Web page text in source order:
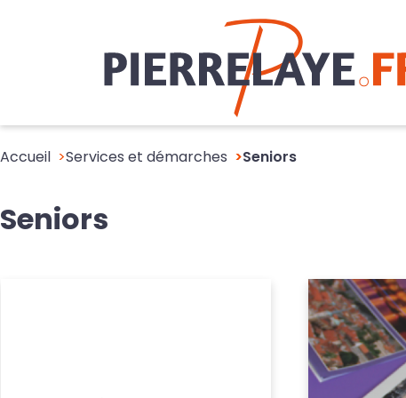
Accueil Services et démarches Seniors
Seniors